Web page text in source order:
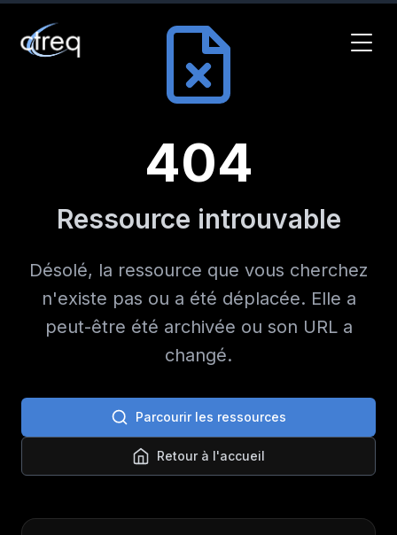
404
Ressource introuvable
Désolé, la ressource que vous cherchez
n'existe pas ou a été déplacée. Elle a
peut-être été archivée ou son URL a
changé.
Parcourir les ressources
Retour à l'accueil